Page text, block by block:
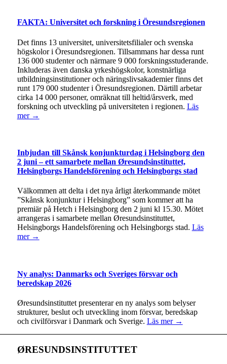
FAKTA: Universitet och forskning i Öresundsregionen
Det finns 13 universitet, universitetsfilialer och svenska
högskolor i Öresundsregionen. Tillsammans har dessa runt
136 000 studenter och närmare 9 000 forskningsstuderande.
Inkluderas även danska yrkeshögskolor, konstnärliga
utbildningsinstitutioner och näringslivsakademier finns det
runt 179 000 studenter i Öresundsregionen. Därtill arbetar
cirka 14 000 personer, omräknat till heltid/årsverk, med
forskning och utveckling på universiteten i regionen. Läs
mer →
Inbjudan till Skånsk konjunkturdag i Helsingborg den
2 juni – ett samarbete mellan Øresundsinstituttet,
Helsingborgs Handelsförening och Helsingborgs stad
Välkommen att delta i det nya årligt återkommande mötet
”Skånsk konjunktur i Helsingborg” som kommer att ha
premiär på Hetch i Helsingborg den 2 juni kl 15.30. Mötet
arrangeras i samarbete mellan Øresundsinstituttet,
Helsingborgs Handelsförening och Helsingborgs stad. Läs
mer →
Ny analys: Danmarks och Sveriges försvar och
beredskap 2026
Øresundsinstituttet presenterar en ny analys som belyser
strukturer, beslut och utveckling inom försvar, beredskap
och civilförsvar i Danmark och Sverige. Läs mer →
ØRESUNDSINSTITUTTET